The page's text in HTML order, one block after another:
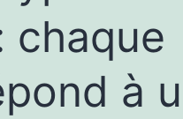
chaque
à